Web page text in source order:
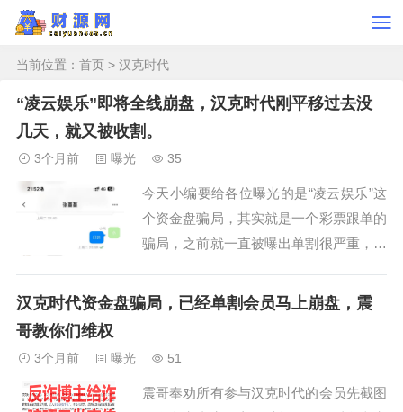
当前位置： 首页 > 汉克时代
“凌云娱乐”即将全线崩盘，汉克时代刚平移过去没
几天，就又被收割。
3个月前 曝光 35
今天小编要给各位曝光的是“凌云娱乐”这
个资金盘骗局，其实就是一个彩票跟单的
骗局，之前就一直被曝出单割很严重，名
这次又出现单割，想必盘子也到头了。上
绞肉机里去...
汉克时代资金盘骗局，已经单割会员马上崩盘，震
哥教你们维权
3个月前 曝光 51
震哥奉劝所有参与汉克时代的会员先截图